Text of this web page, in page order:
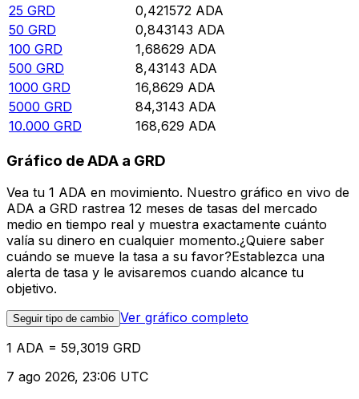
25 GRD 0,421572 ADA
50 GRD 0,843143 ADA
100 GRD 1,68629 ADA
500 GRD 8,43143 ADA
1000 GRD 16,8629 ADA
5000 GRD 84,3143 ADA
10.000 GRD 168,629 ADA
Gráfico de ADA a GRD
Vea tu 1 ADA en movimiento. Nuestro gráfico en vivo de
ADA a GRD rastrea 12 meses de tasas del mercado
medio en tiempo real y muestra exactamente cuánto
valía su dinero en cualquier momento.¿Quiere saber
cuándo se mueve la tasa a su favor?Establezca una
alerta de tasa y le avisaremos cuando alcance tu
objetivo.
Seguir tipo de cambio Ver gráfico completo
1 ADA = 59,3019 GRD
7 ago 2026, 23:06 UTC